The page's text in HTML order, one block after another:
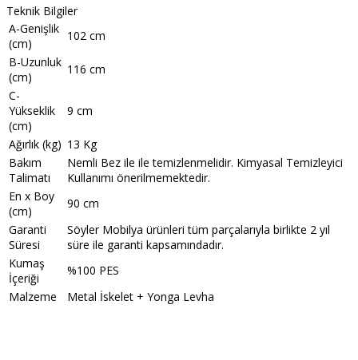
Teknik Bilgiler
A-Genişlik
(cm)
102 cm
B-Uzunluk
(cm)
116 cm
C-
Yükseklik
(cm)
9 cm
Ağırlık (kg) 13 Kg
Bakım
Talimatı
Nemli Bez ile ile temizlenmelidir. Kimyasal Temizleyici
Kullanımı önerilmemektedir.
En x Boy
(cm)
90 cm
Garanti
Süresi
Söyler Mobilya ürünleri tüm parçalarıyla birlikte 2 yıl
süre ile garanti kapsamındadır.
Kumaş
İçeriği
%100 PES
Malzeme
Metal İskelet + Yonga Levha